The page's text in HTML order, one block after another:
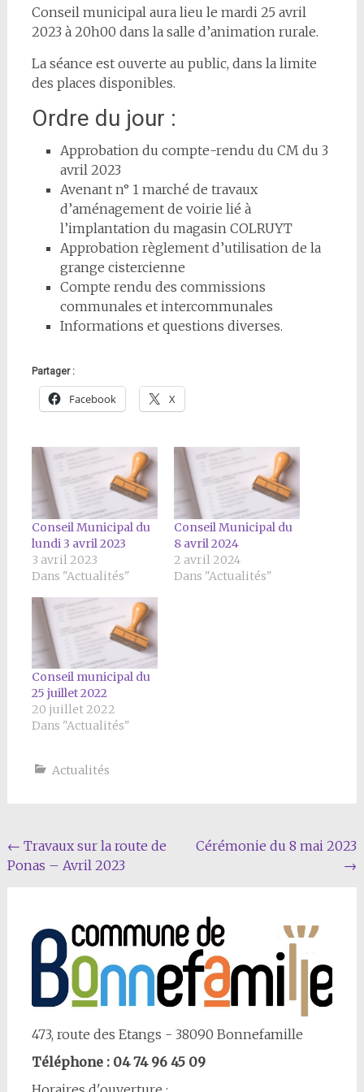
Conseil municipal aura lieu le mardi 25 avril
2023 à 20h00 dans la salle d’animation rurale.
La séance est ouverte au public, dans la limite
des places disponibles.
Ordre du jour :
Approbation du compte-rendu du CM du 3
avril 2023
Avenant n° 1 marché de travaux
d’aménagement de voirie lié à
l’implantation du magasin COLRUYT
Approbation règlement d’utilisation de la
grange cistercienne
Compte rendu des commissions
communales et intercommunales
Informations et questions diverses.
Partager :
Facebook X
Conseil Municipal du
lundi 3 avril 2023
3 avril 2023
Dans "Actualités"
Conseil Municipal du
8 avril 2024
2 avril 2024
Dans "Actualités"
Conseil municipal du
25 juillet 2022
20 juillet 2022
Dans "Actualités"
Actualités
Navigation
Article
← Travaux sur la route de
Ponas – Avril 2023
Cérémonie du 8 mai 2023
→
473, route des Etangs - 38090 Bonnefamille
Téléphone : 04 74 96 45 09